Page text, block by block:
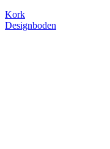
Kork
Designboden